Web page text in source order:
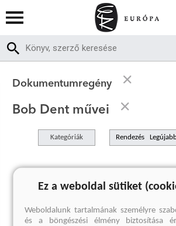
Dokumentumregény
Bob Dent művei
Kategóriák Rendezés
A keresett kifejezésre
Ez a weboldal sütiket
Weboldalunk tartalmának személyre
és a böngészési élmény biztosítása